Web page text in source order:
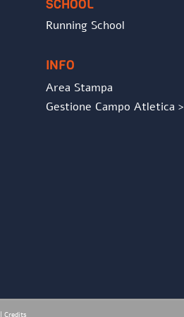
SCHOOL
Running School
INFO
Area Stampa
Gestione Campo Atletica >
Credits